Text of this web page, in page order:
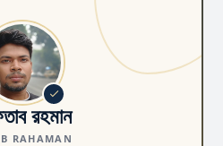
রহমান
RAHAMAN